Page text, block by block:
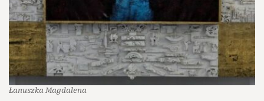
Łanuszka Magdalena